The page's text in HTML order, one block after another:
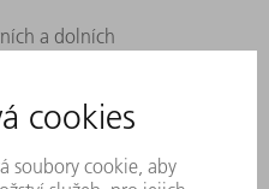
a dolních
na obou